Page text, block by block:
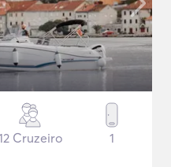
Cruzeiro 1